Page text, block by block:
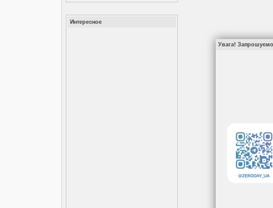
Интересное
Увага! Запрошуємо